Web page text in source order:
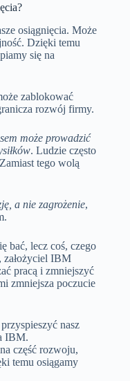
osiągnięcia. Może
Dzięki temu
się na
zablokować
rozwój firmy.
może prowadzić
. Ludzie często
tego wolą
a nie zagrożenie,
bać, lecz coś, czego
założyciel IBM
pracą i zmniejszyć
zmniejsza poczucie
nasz
IBM.
część rozwoju,
temu osiągamy